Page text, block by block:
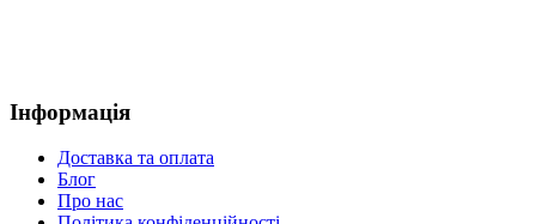
Інформація
Доставка та оплата
Блог
Про нас